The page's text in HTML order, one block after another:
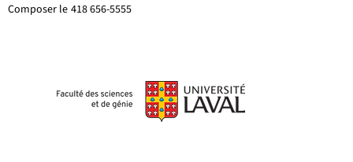
Composer le 418 656-5555